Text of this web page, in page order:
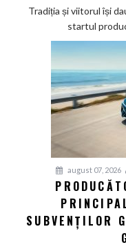
Tradiția și viitorul își
startul
august 07, 2026
SUBVENȚILOR